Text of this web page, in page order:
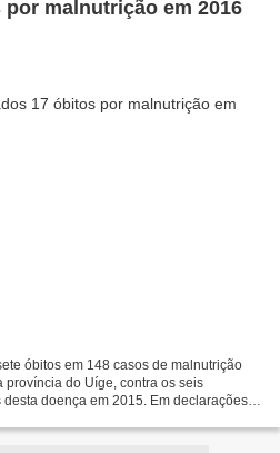
malnutrição em 2016
óbitos em 148 casos de malnutrição
província do Uíge, contra os seis
doença em 2015. Em declarações